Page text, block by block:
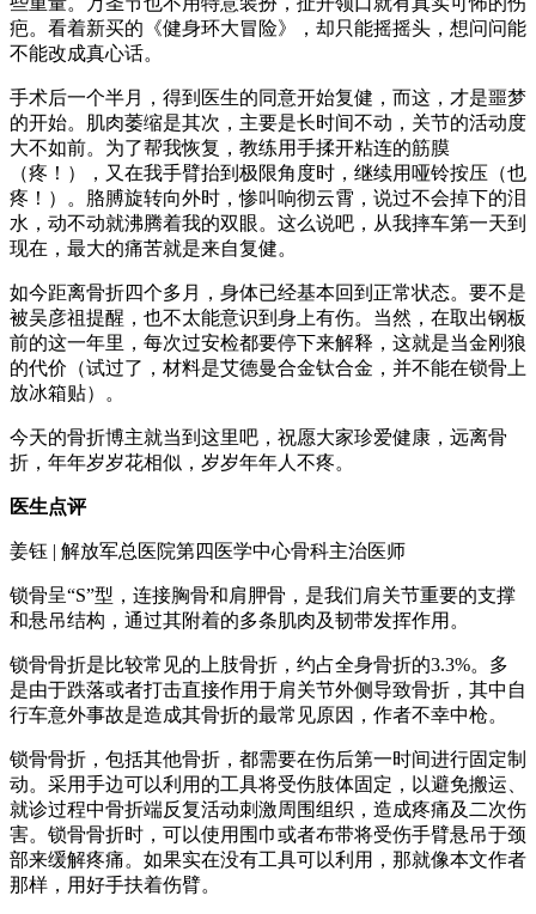
疤。看着新买的《健身环大冒险》，却只能摇摇头，想问问能
不能改成真心话。
手术后一个半月，得到医生的同意开始复健，而这，才是噩梦
的开始。肌肉萎缩是其次，主要是长时间不动，关节的活动度
大不如前。为了帮我恢复，教练用手揉开粘连的筋膜
（疼！），又在我手臂抬到极限角度时，继续用哑铃按压（也
疼！）。胳膊旋转向外时，惨叫响彻云霄，说过不会掉下的泪
水，动不动就沸腾着我的双眼。这么说吧，从我摔车第一天到
现在，最大的痛苦就是来自复健。
如今距离骨折四个多月，身体已经基本回到正常状态。要不是
被吴彦祖提醒，也不太能意识到身上有伤。当然，在取出钢板
前的这一年里，每次过安检都要停下来解释，这就是当金刚狼
的代价（试过了，材料是艾德曼合金钛合金，并不能在锁骨上
放冰箱贴）。
今天的骨折博主就当到这里吧，祝愿大家珍爱健康，远离骨
折，年年岁岁花相似，岁岁年年人不疼。
医生点评
姜钰 | 解放军总医院第四医学中心骨科主治医师
锁骨呈“S”型，连接胸骨和肩胛骨，是我们肩关节重要的支撑
和悬吊结构，通过其附着的多条肌肉及韧带发挥作用。
锁骨骨折是比较常见的上肢骨折，约占全身骨折的3.3%。多
是由于跌落或者打击直接作用于肩关节外侧导致骨折，其中自
行车意外事故是造成其骨折的最常见原因，作者不幸中枪。
锁骨骨折，包括其他骨折，都需要在伤后第一时间进行固定制
动。采用手边可以利用的工具将受伤肢体固定，以避免搬运、
就诊过程中骨折端反复活动刺激周围组织，造成疼痛及二次伤
害。锁骨骨折时，可以使用围巾或者布带将受伤手臂悬吊于颈
部来缓解疼痛。如果实在没有工具可以利用，那就像本文作者
那样，用好手扶着伤臂。